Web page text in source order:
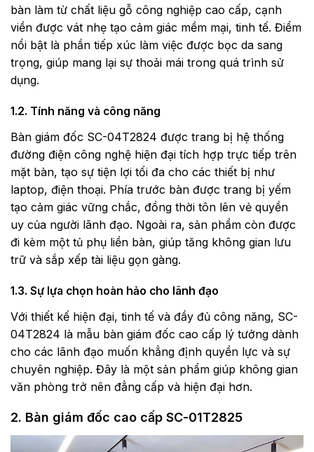
bàn làm từ chất liệu gỗ công nghiệp cao cấp, cạnh
viền được vát nhẹ tạo cảm giác mềm mại, tinh tế. Điểm
nổi bật là phần tiếp xúc làm việc được bọc da sang
trọng, giúp mang lại sự thoải mái trong quá trình sử
dụng.
1.2. Tính năng và công năng
Bàn giám đốc SC-04T2824 được trang bị hệ thống
đường điện công nghệ hiện đại tích hợp trực tiếp trên
mặt bàn, tạo sự tiện lợi tối đa cho các thiết bị như
laptop, điện thoại. Phía trước bàn được trang bị yếm
tạo cảm giác vững chắc, đồng thời tôn lên vẻ quyền
uy của người lãnh đạo. Ngoài ra, sản phẩm còn được
đi kèm một tủ phụ liền bàn, giúp tăng không gian lưu
trữ và sắp xếp tài liệu gọn gàng.
1.3. Sự lựa chọn hoàn hảo cho lãnh đạo
Với thiết kế hiện đại, tinh tế và đầy đủ công năng, SC-
04T2824 là mẫu bàn giám đốc cao cấp lý tưởng dành
cho các lãnh đạo muốn khẳng định quyền lực và sự
chuyên nghiệp. Đây là một sản phẩm giúp không gian
văn phòng trở nên đẳng cấp và hiện đại hơn.
2. Bàn giám đốc cao cấp SC-01T2825